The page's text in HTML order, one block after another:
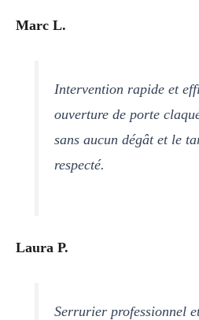
Marc L.
Intervention rapide et
ouverture de porte
sans aucun dégât et le
respecté.
Laura P.
Serrurier professionnel